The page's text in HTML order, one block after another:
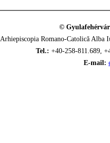
©
Arhiepiscopia Romano-Catolică
Tel.: +40-258-811.689,
E-mail: